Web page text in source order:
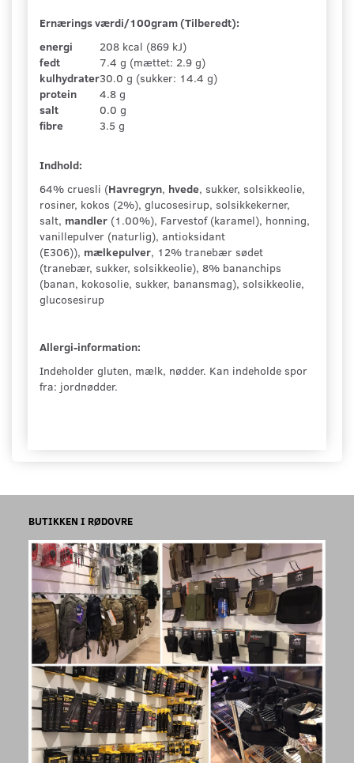
Ernærings værdi/100gram (Tilberedt):
energi
208 kcal (869 kJ)
fedt
7.4 g (mættet: 2.9 g)
kulhydrater30.0 g (sukker: 14.4 g)
protein
4.8 g
salt
0.0 g
fibre
3.5 g
Indhold:
64% cruesli (Havregryn, hvede, sukker, solsikkeolie,
rosiner, kokos (2%), glucosesirup, solsikkekerner,
salt, mandler (1.00%), Farvestof (karamel), honning,
vanillepulver (naturlig), antioksidant
(E306)), mælkepulver, 12% tranebær sødet
(tranebær, sukker, solsikkeolie), 8% bananchips
(banan, kokosolie, sukker, banansmag), solsikkeolie,
glucosesirup
Allergi-information:
Indeholder gluten, mælk, nødder. Kan indeholde spor
fra: jordnødder.
BUTIKKEN I RØDOVRE